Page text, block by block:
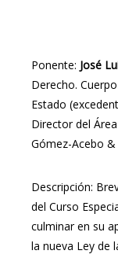
Ponente: José
Derecho.
Estado
Director del
Gómez-Acebo
Descripción:
del Curso
culminar en su
la nueva Ley de